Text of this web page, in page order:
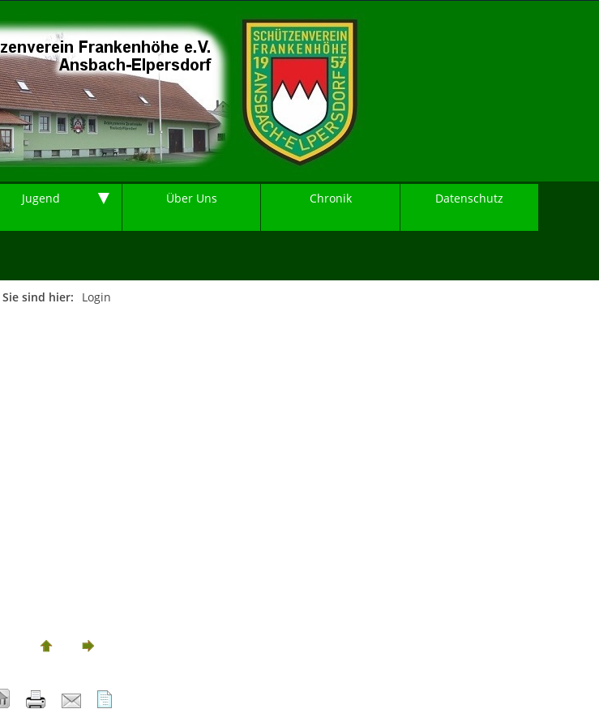
Jugend ▼ Über Uns Chronik Datenschutz
Sie sind hier: Login